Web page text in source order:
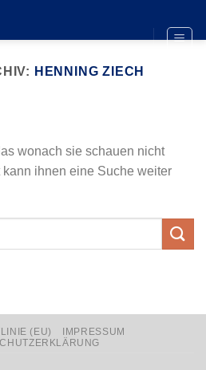
HENNING ZIECH
wonach sie schauen nicht
ihnen eine Suche weiter
(EU)
IMPRESSUM